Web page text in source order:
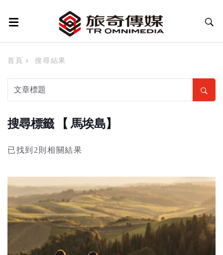
首頁 搜尋結果
搜尋標籤 【 馬埃島】
已找到2則相關結果